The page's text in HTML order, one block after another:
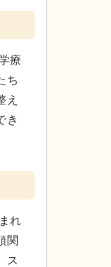
療
ち
え
き
れ
関
ス